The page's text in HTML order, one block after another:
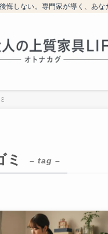
悔しない。専門家が導く、あな
ミ – tag –